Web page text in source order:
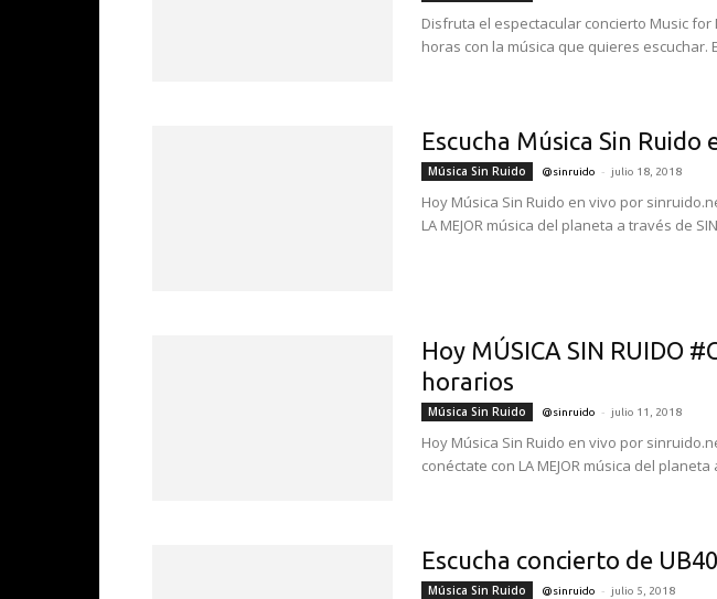
Disfruta el espectacular concierto Music
horas con la música que quieres escuchar.
Escucha Música Sin
Música Sin Ruido @sinruido - julio 18, 2018
Hoy Música Sin Ruido en vivo por
LA MEJOR música del planeta a través de
Hoy MÚSICA SIN RUIDO
horarios
Música Sin Ruido @sinruido - julio 11, 2018
Hoy Música Sin Ruido en vivo por
conéctate con LA MEJOR música del planeta
Escucha concierto de
Música Sin Ruido @sinruido - julio 5, 2018